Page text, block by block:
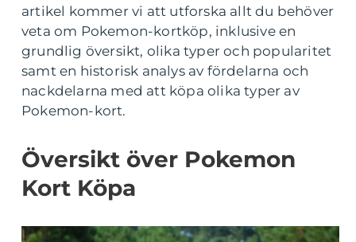
artikel kommer vi att utforska allt du behöver
veta om Pokemon-kortköp, inklusive en
grundlig översikt, olika typer och popularitet
samt en historisk analys av fördelarna och
nackdelarna med att köpa olika typer av
Pokemon-kort.
Översikt över Pokemon
Kort Köpa